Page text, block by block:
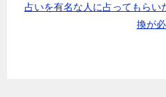
占いを有名な人に占ってもらい
換が